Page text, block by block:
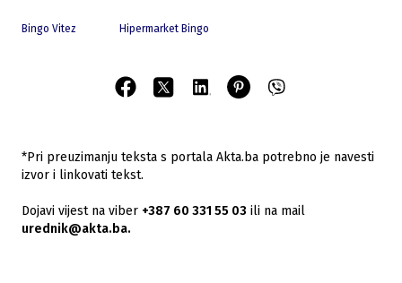
Bingo Vitez Hipermarket Bingo
*Pri preuzimanju teksta s portala Akta.ba potrebno je navesti
izvor i linkovati tekst.
Dojavi vijest na viber +387 60 331 55 03 ili na mail
urednik@akta.ba.